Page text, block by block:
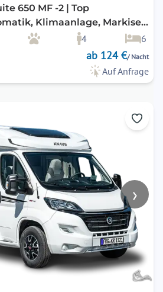
650 MF -2 | Top
SAT-TV uvm.
4
6
ab 124 €/ Nacht
Auf Anfrage
›